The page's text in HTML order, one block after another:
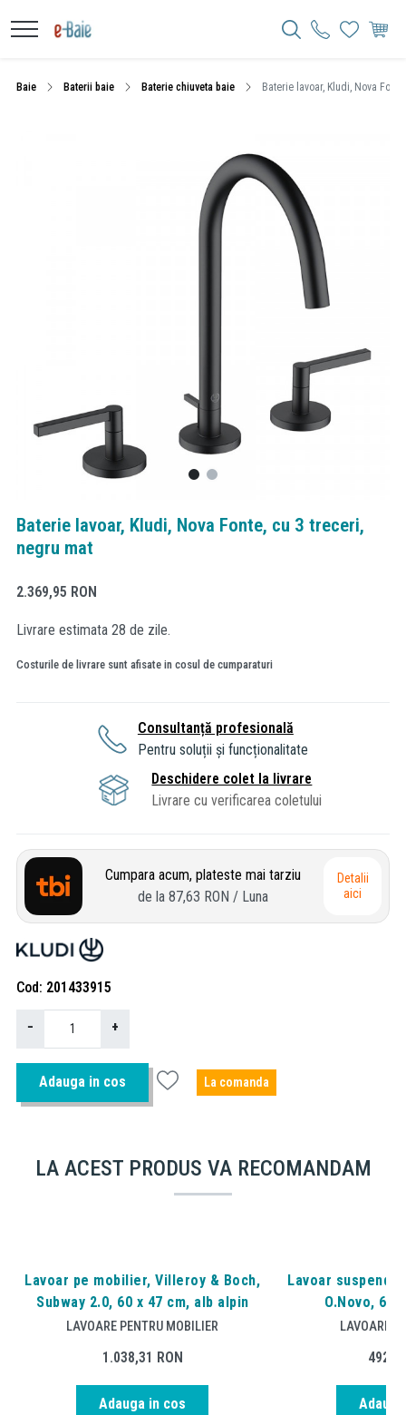
Baie Baterii baie Baterie chiuveta baie Baterie lavoar, Kludi, Nova
Baterie lavoar, Kludi, Nova Fonte, cu 3 treceri,
negru mat
2.369,95 RON
Livrare estimata 28 de zile.
Costurile de livrare sunt afisate in cosul de cumparaturi
Consultanță profesională
Pentru soluții și funcționalitate
Deschidere colet la livrare
Livrare cu verificarea coletului
Cumpara acum, plateste mai tarziu
de la 87,63 RON / Luna
Detalii
aici
Cod 201433915
− +
Adauga in cos La comanda
LA ACEST PRODUS VA RECOMANDAM
Lavoar pe mobilier, Villeroy & Boch,
Subway 2.0, 60 x 47 cm, alb alpin
LAVOARE PENTRU MOBILIER
1.038,31 RON
Adauga in cos
Lavoar
O.Novo, 60
LAVOARE